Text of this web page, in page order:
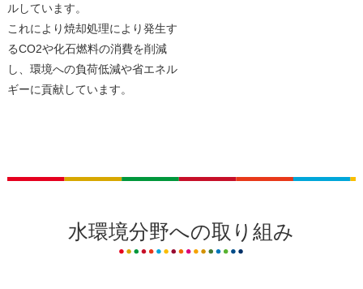
ルしています。
これにより焼却処理により発生す
るCO2や化石燃料の消費を削減
し、環境への負荷低減や省エネル
ギーに貢献しています。
水環境分野への取り組み